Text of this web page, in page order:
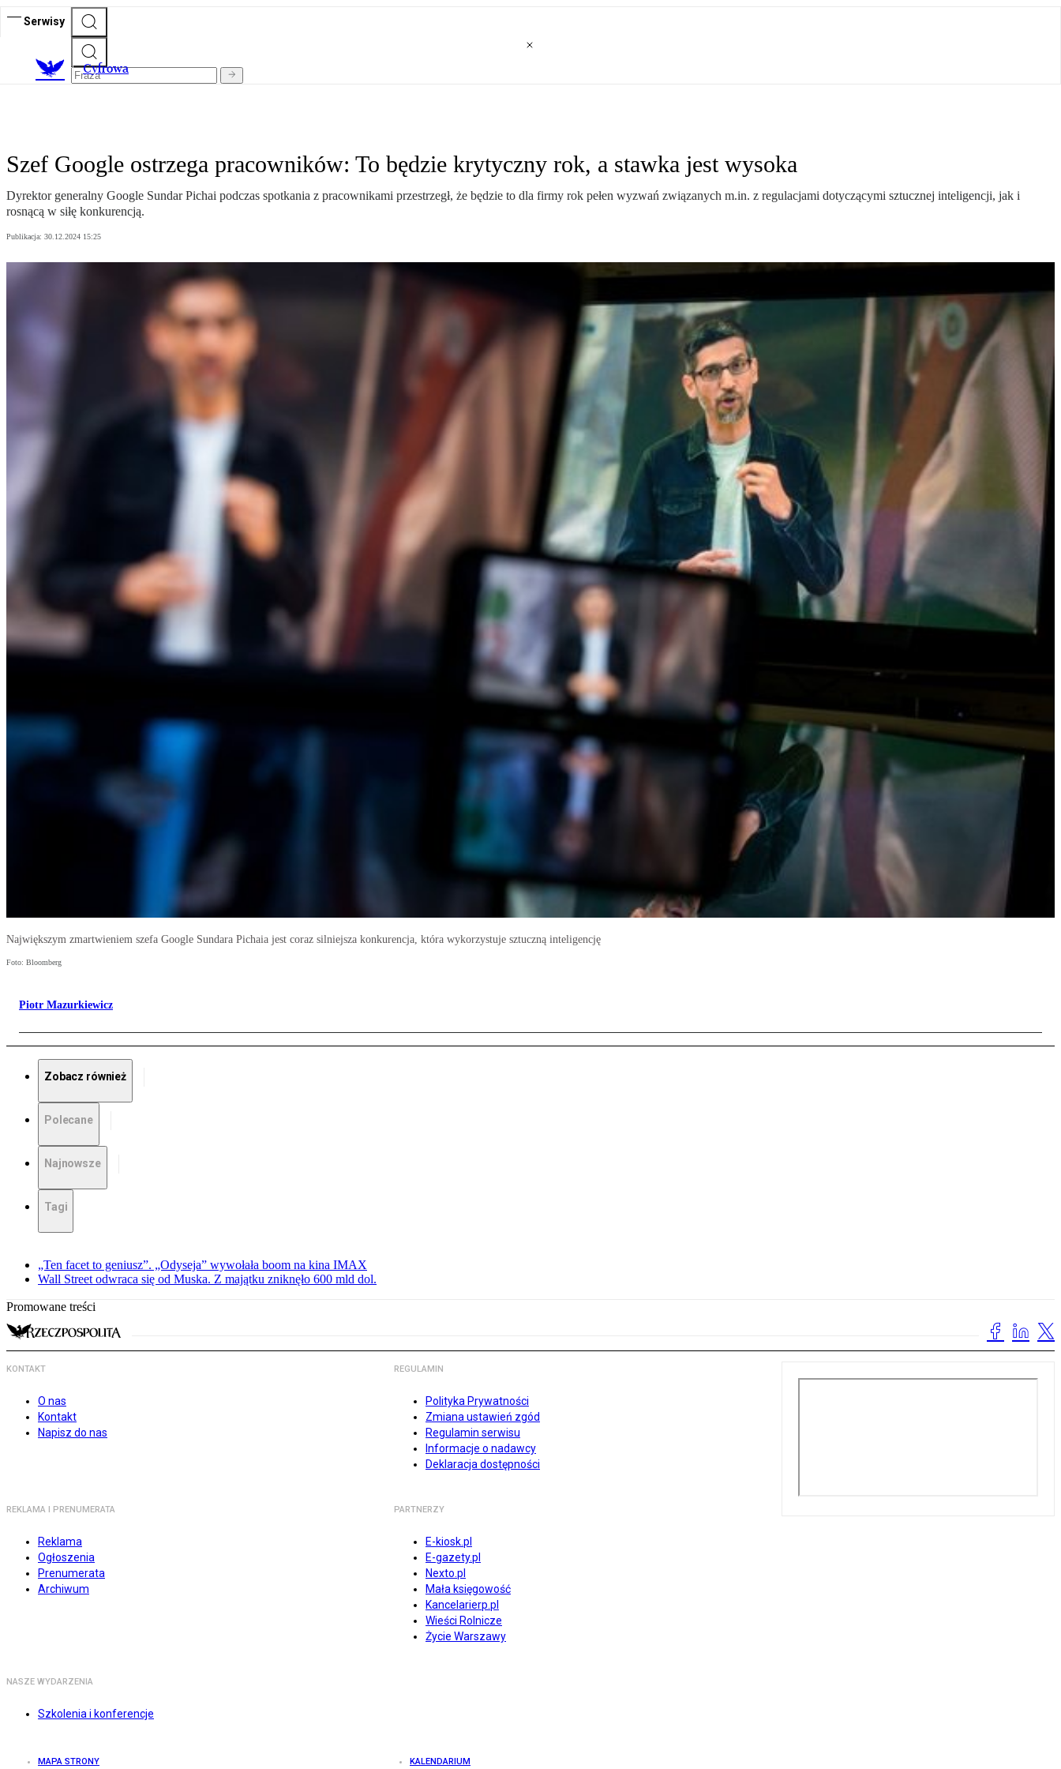
Serwisy
Cyfrowa
Szef Google ostrzega pracowników: To będzie krytyczny rok, a stawka jest wysoka
Dyrektor generalny Google Sundar Pichai podczas spotkania z pracownikami przestrzegł, że będzie to dla firmy rok pełen wyzwań związanych m.in. z regulacjami dotyczącymi sztucznej inteligencji, jak i
rosnącą w siłę konkurencją.
Publikacja: 30.12.2024 15:25
Największym zmartwieniem szefa Google Sundara Pichaia jest coraz silniejsza konkurencja, która wykorzystuje sztuczną inteligencję
Foto: Bloomberg
Piotr Mazurkiewicz
Zobacz również
Polecane
Najnowsze
Tagi
„Ten facet to geniusz”. „Odyseja” wywołała boom na kina IMAX
Wall Street odwraca się od Muska. Z majątku zniknęło 600 mld dol.
Promowane treści
KONTAKT
O nas
Kontakt
Napisz do nas
REGULAMIN
Polityka Prywatności
Zmiana ustawień zgód
Regulamin serwisu
Informacje o nadawcy
Deklaracja dostępności
REKLAMA I PRENUMERATA
Reklama
Ogłoszenia
Prenumerata
Archiwum
PARTNERZY
E-kiosk.pl
E-gazety.pl
Nexto.pl
Mała księgowość
Kancelarierp.pl
Wieści Rolnicze
Życie Warszawy
NASZE WYDARZENIA
Szkolenia i konferencje
MAPA STRONY KALENDARIUM